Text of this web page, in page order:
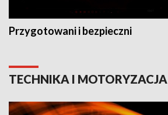
Przygotowani i bezpieczni
TECHNIKA I MOTORYZACJA